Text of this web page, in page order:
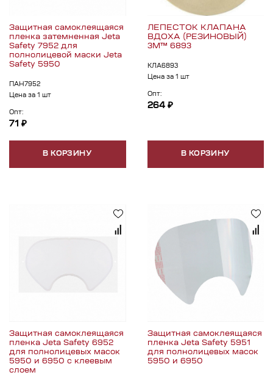
Защитная самоклеящаяся
пленка затемненная Jeta
Safety 7952 для
полнолицевой маски Jeta
Safety 5950
ПАН7952
Цена за 1 шт
Опт:
71 ₽
В КОРЗИНУ
ЛЕПЕСТОК КЛАПАНА
ВДОХА (РЕЗИНОВЫЙ)
3М™ 6893
КЛА6893
Цена за 1 шт
Опт:
264 ₽
В КОРЗИНУ
Защитная самоклеящаяся
пленка Jeta Safety 6952
для полнолицевых масок
5950 и 6950 с клеевым
слоем
Защитная самоклеящаяся
пленка Jeta Safety 5951
для полнолицевых масок
5950 и 6950